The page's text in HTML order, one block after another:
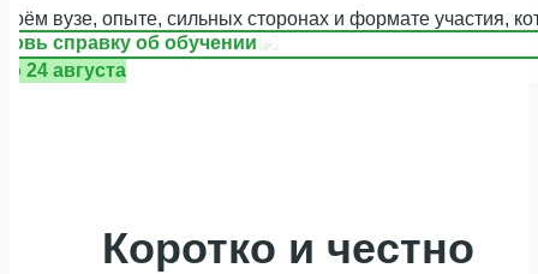
вузе, опыте, сильных сторонах и формате участия,
справку об обучении
24 августа
Коротко и честно